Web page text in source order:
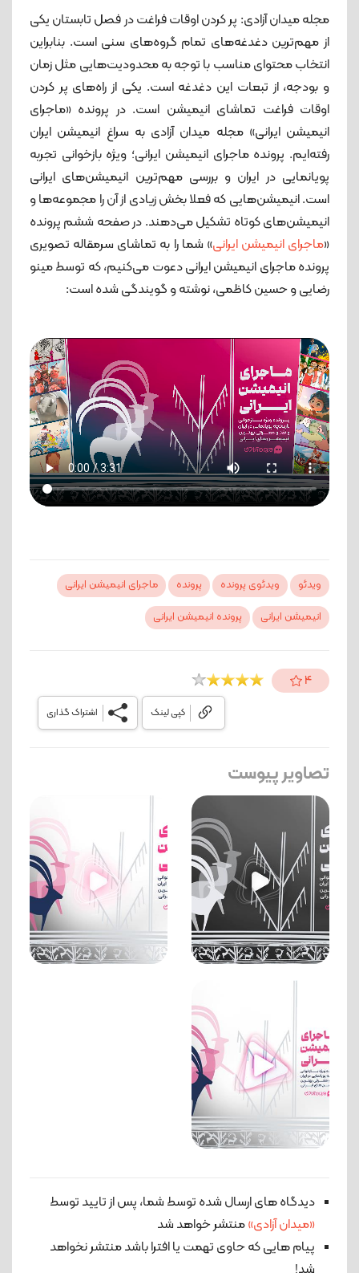
مجله میدان آزادی: پر کردن اوقات فراغت در فصل تابستان یکی
از مهم‌ترین دغدغه‌های تمام گروه‌های سنی است. بنابراین
انتخاب محتوای مناسب با توجه به محدودیت‌هایی مثل زمان
و بودجه، از تبعات این دغدغه است. یکی از راه‌های پر کردن
اوقات فراغت تماشای انیمیشن است. در پرونده «ماجرای
انیمیشن ايرانی» مجله میدان آزادی به سراغ انیمیشن ایران
رفته‌ایم. پرونده ماجرای انیمیشن ایرانی؛ ویژه بازخوانی تجربه
پویانمایی در ایران و بررسی مهم‌ترین انیمیشن‌های ایرانی
است. انیمیشن‌هایی که فعلا بخش زیادی از آن را مجموعه‌ها و
انیمیشن‌های کوتاه تشکیل می‌دهند. در صفحه ششم پرونده
«ماجرای انیمیشن ایرانی» شما را به تماشای سرمقاله تصویری
پرونده ماجرای انیمیشن ایرانی دعوت می‌کنیم، که توسط مینو
رضایی و حسین کاظمی، نوشته و گویندگی شده است:
ویدئو ویدئوی پرونده پرونده
ماجرای انیمیشن ایرانی
انیمیشن ایرانی
پرونده انیمیشن ایرانی
4
اشتراک گذاری کپی لینک
تصاویر پیوست
دیدگاه های ارسال شده توسط شما، پس از تایید توسط
«میدان آزادی»منتشر خواهد شد
پیام هایی که حاوی تهمت یا افترا باشد منتشر نخواهد